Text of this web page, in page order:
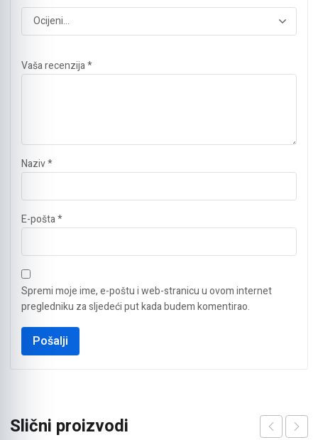
Vaša recenzija*
Naziv*
E-pošta*
Spremi moje ime, e-poštu i web-stranicu u ovom internet
pregledniku za sljedeći put kada budem komentirao.
Slični proizvodi